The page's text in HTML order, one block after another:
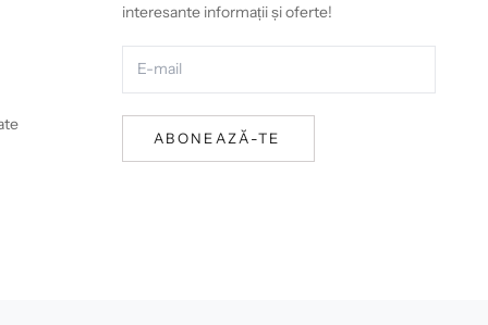
interesante informații și oferte!
ABONEAZĂ-TE